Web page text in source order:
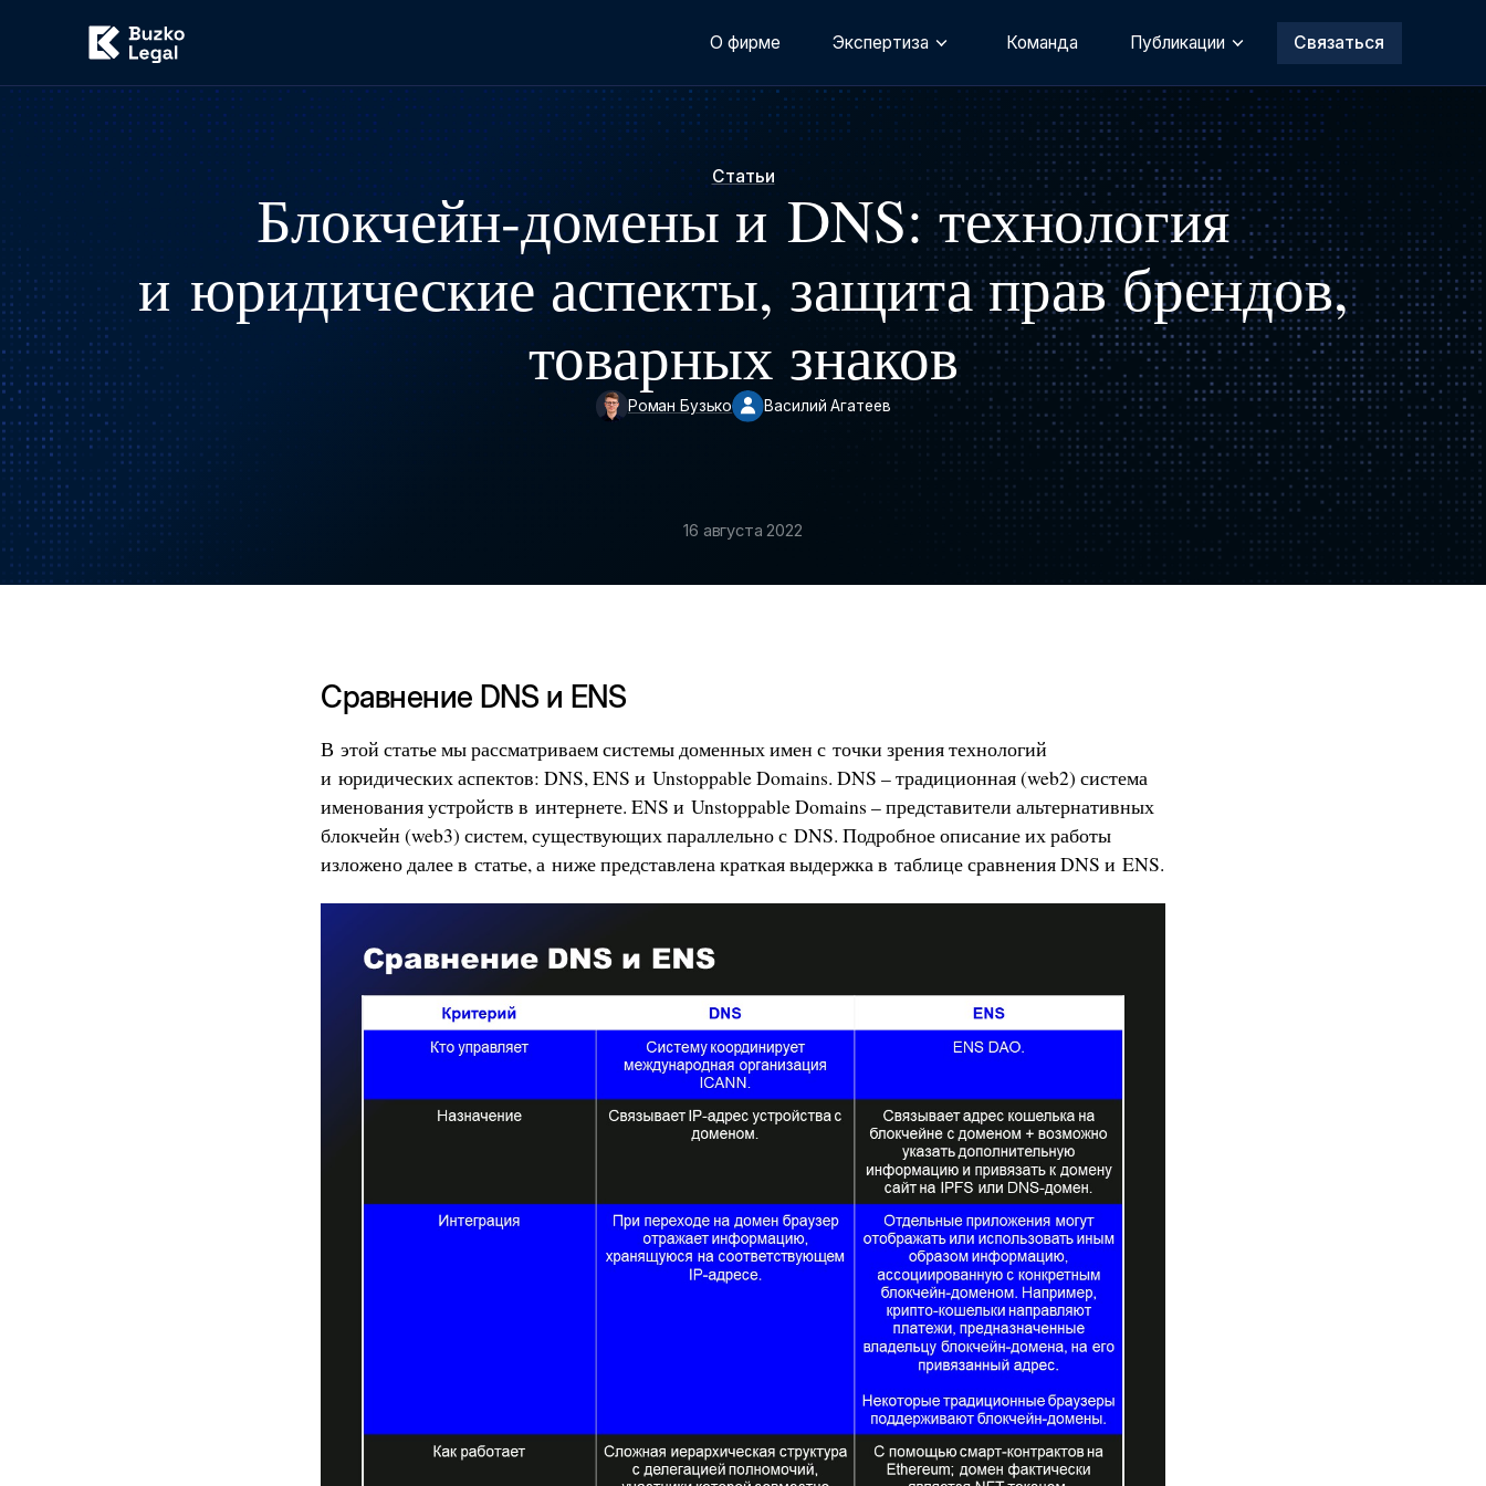
О фирме Экспертиза Команда Публикации Связаться
Статьи
Блокчейн-домены и DNS: технология
и юридические аспекты, защита прав брендов,
товарных знаков
Роман Бузько Василий Агатеев
16 августа 2022
Сравнение DNS и ENS
В этой статье мы рассматриваем системы доменных имен с точки зрения технологий
и юридических аспектов: DNS, ENS и Unstoppable Domains. DNS – традиционная (web2) система
именования устройств в интернете. ENS и Unstoppable Domains – представители альтернативных
блокчейн (web3) систем, существующих параллельно с DNS. Подробное описание их работы
изложено далее в статье, а ниже представлена краткая выдержка в таблице сравнения DNS и ENS.